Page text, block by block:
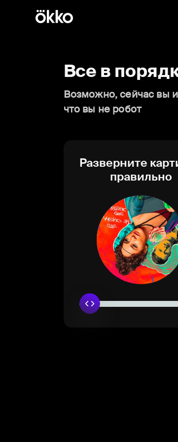
Все в
Возможно, сейчас вы
что вы не робот
Разверните
правильно